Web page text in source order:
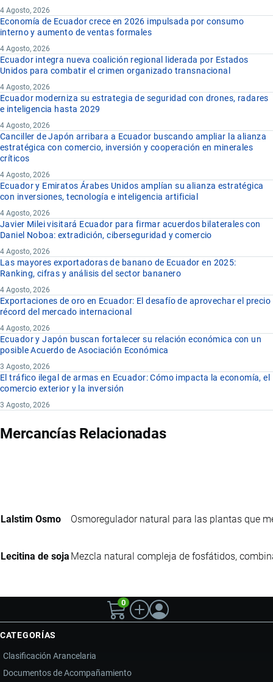
4 Agosto, 2026
Economía de Ecuador crece en 2026 impulsada por consumo
interno y aumento de ventas formales
4 Agosto, 2026
Ecuador integra nueva coalición regional liderada por Estados
Unidos para combatir el crimen organizado transnacional
4 Agosto, 2026
Ecuador moderniza su estrategia de seguridad con drones, radares
e inteligencia hasta 2029
4 Agosto, 2026
Canciller de Japón arribara a Ecuador buscando ampliar la alianza
estratégica con comercio, inversión y cooperación en minerales
críticos
4 Agosto, 2026
Ecuador y Emiratos Árabes Unidos amplían su alianza estratégica
con inversiones, tecnología e inteligencia artificial
4 Agosto, 2026
Javier Milei visitará Ecuador para firmar acuerdos bilaterales con
Daniel Noboa: extradición, ciberseguridad y comercio
4 Agosto, 2026
Las mayores exportadoras de banano de Ecuador en 2025:
Ranking, cifras y análisis del sector bananero
4 Agosto, 2026
Exportaciones de oro en Ecuador: El desafío de aprovechar el precio
récord del mercado internacional
4 Agosto, 2026
Ecuador y Japón buscan fortalecer su relación económica con un
posible Acuerdo de Asociación Económica
3 Agosto, 2026
El tráfico ilegal de armas en Ecuador: Cómo impacta la economía, el
comercio exterior y la inversión
3 Agosto, 2026
Mercancías Relacionadas
Lalstim Osmo Osmoregulador natural para las plantas que
Lecitina de soja Mezcla natural compleja de fosfátidos,
0
CATEGORÍAS
Clasificación Arancelaria
Documentos de Acompañamiento